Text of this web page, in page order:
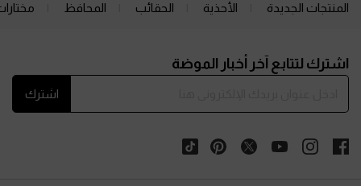
المنتجات الجديدة الأحذية الحقائب المحافظ
اشترك لتتابع آخر أخبار الموضة
اشترك